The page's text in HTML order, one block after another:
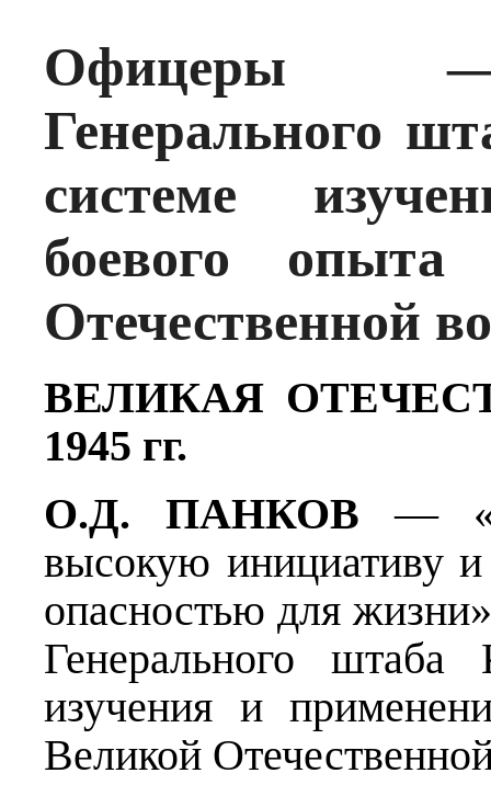
Офицеры —
Генерального
системе
боевого
Отечественной
ВЕЛИКАЯ
1945 гг.
О.Д.
ПАНКОВ —
высокую инициативу и
опасностью для
Генерального
изучения и
Великой